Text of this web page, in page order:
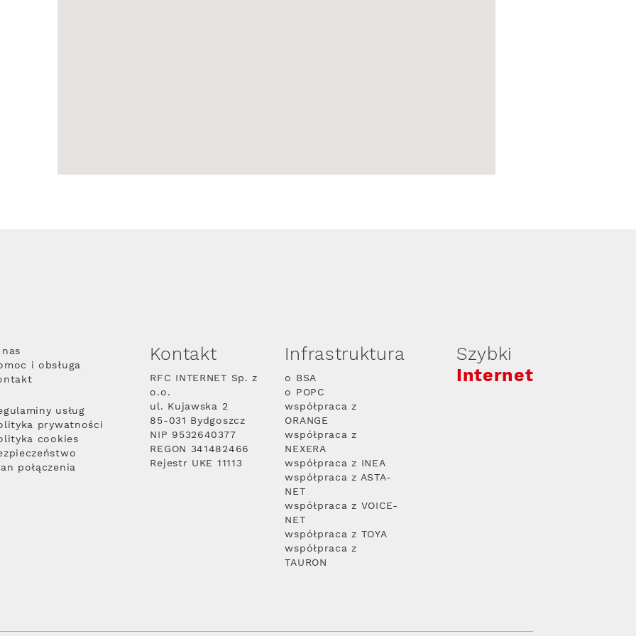
i obsługa
usług
prywatności
cookies
połączenia
Kontakt
RFC INTERNET Sp. z
o.o.
ul. Kujawska 2
85-031 Bydgoszcz
NIP 9532640377
REGON 341482466
Rejestr UKE 11113
Infrastruktura
o BSA
o POPC
współpraca z
ORANGE
współpraca z
NEXERA
współpraca z INEA
współpraca z ASTA-
NET
współpraca z VOICE-
NET
współpraca z TOYA
współpraca z
TAURON
Szybki
Internet